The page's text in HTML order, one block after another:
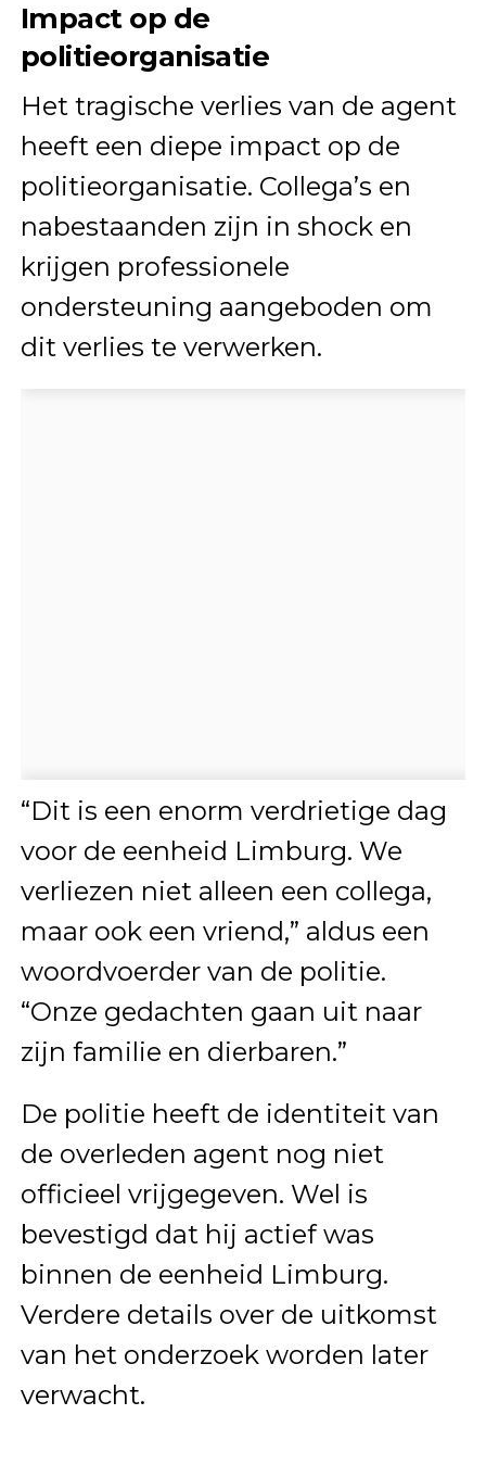
Impact op de
politieorganisatie
Het tragische verlies van de agent
heeft een diepe impact op de
politieorganisatie. Collega’s en
nabestaanden zijn in shock en
krijgen professionele
ondersteuning aangeboden om
dit verlies te verwerken.
“Dit is een enorm verdrietige dag
voor de eenheid Limburg. We
verliezen niet alleen een collega,
maar ook een vriend,” aldus een
woordvoerder van de politie.
“Onze gedachten gaan uit naar
zijn familie en dierbaren.”
De politie heeft de identiteit van
de overleden agent nog niet
officieel vrijgegeven. Wel is
bevestigd dat hij actief was
binnen de eenheid Limburg.
Verdere details over de uitkomst
van het onderzoek worden later
verwacht.